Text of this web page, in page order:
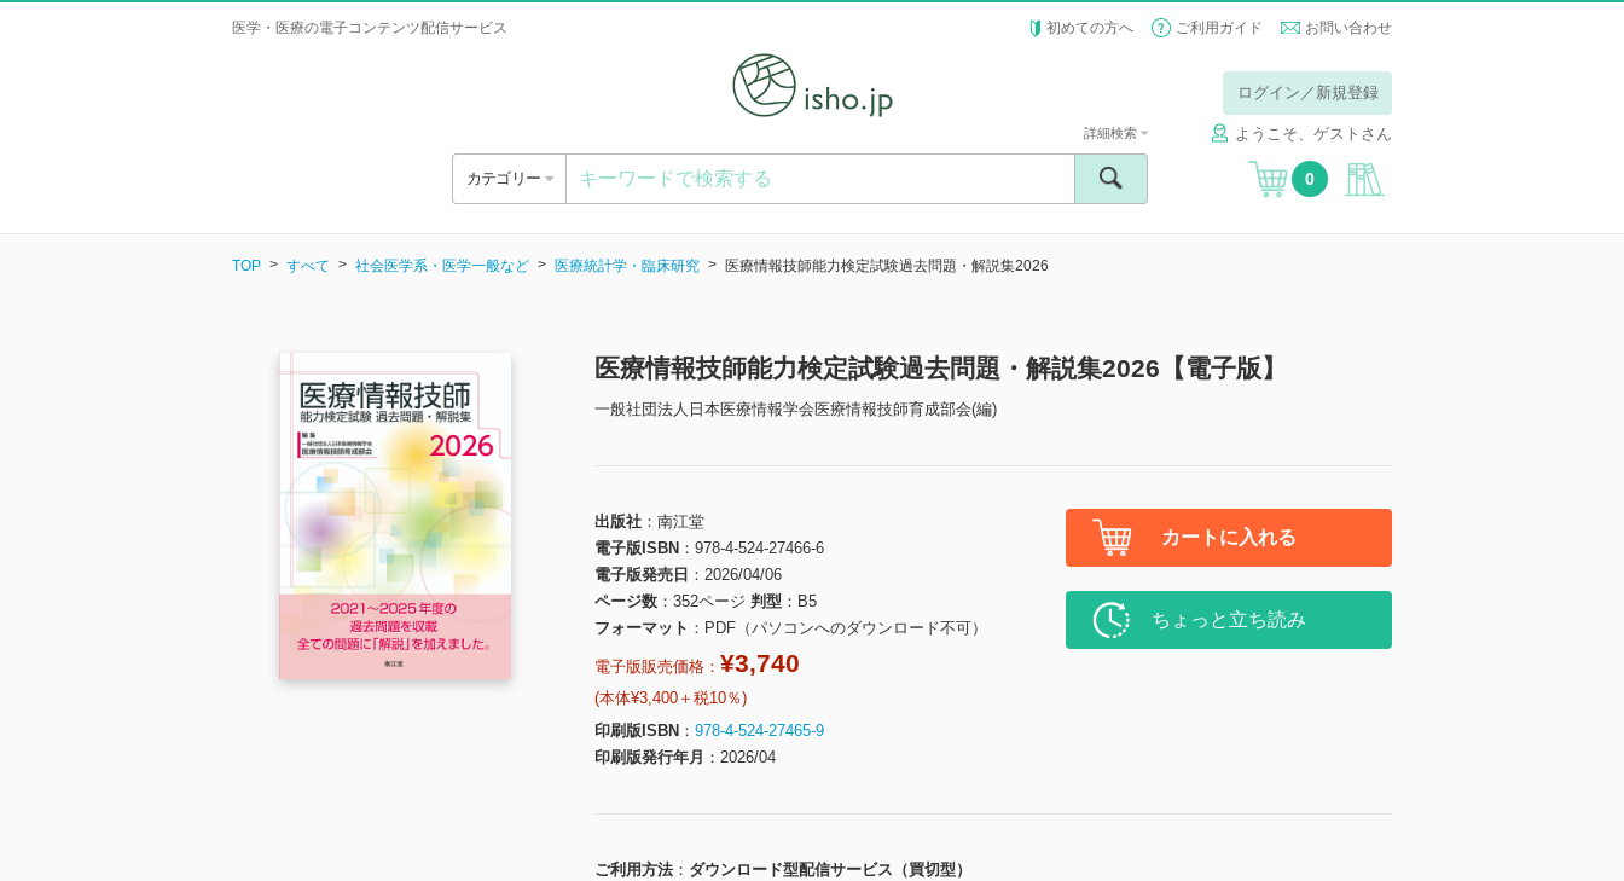
医学・医療の電子コンテンツ配信サービス 初めての方へ ご利用ガイド お問い合わせ
ログイン／新規登録
ようこそ、ゲストさん
カテゴリー
詳細検索
0
TOP すべて 社会医学系・医学一般など 医療統計学・臨床研究 医療情報技師能力検定試験過去問題・解説集2026
医療情報技師能力検定試験過去問題・解説集2026【電子版】
一般社団法人日本医療情報学会医療情報技師育成部会(編)
出版社
南江堂
電子版ISBN
978-4-524-27466-6
電子版発売日
2026/04/06
ページ数
352ページ 判型
B5
フォーマット
PDF（パソコンへのダウンロード不可）
電子版販売価格： ¥3,740
(本体¥3,400＋税10％)
印刷版ISBN
978-4-524-27465-9
印刷版発行年月
2026/04
カートに入れる
ちょっと立ち読み
ご利用方法
ダウンロード型配信サービス（買切型）